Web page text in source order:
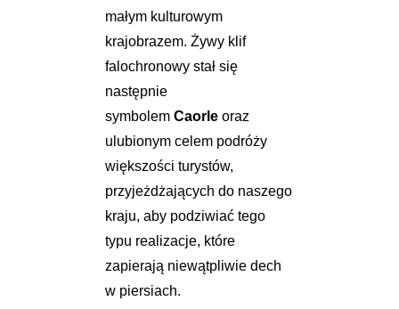
małym kulturowym
krajobrazem. Żywy klif
falochronowy stał się
następnie
symbolem Caorleoraz
ulubionym celem podróży
większości turystów,
przyjeżdżających do naszego
kraju, aby podziwiać tego
typu realizacje, które
zapierają niewątpliwie dech
w piersiach.